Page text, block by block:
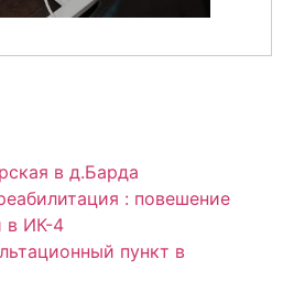
в д.Барда
: повешение
в ИК-4
пункт в